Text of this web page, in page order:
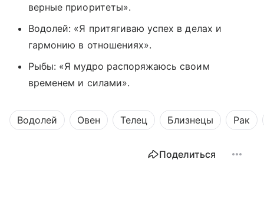
верные приоритеты».
Водолей: «Я притягиваю успех в делах и
гармонию в отношениях».
Рыбы: «Я мудро распоряжаюсь своим
временем и силами».
Водолей Овен Телец Близнецы Рак
Поделиться